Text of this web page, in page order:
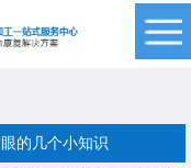
的几个小知识